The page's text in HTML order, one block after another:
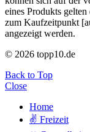
eines Produkts
zum Kaufzeitpunkt
angezeigt werden.
© 2026 topp10.de
Back to Top
Close
Home
✌ Freizeit